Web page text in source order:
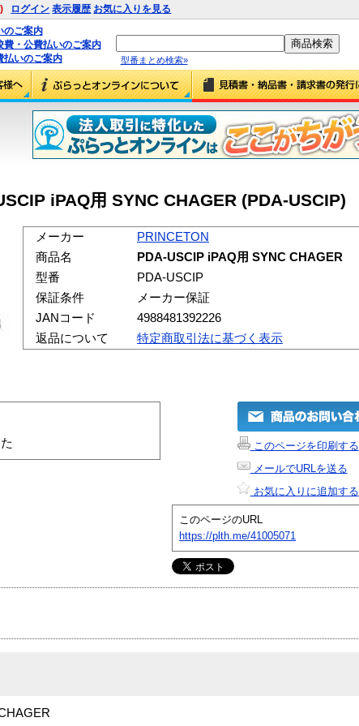
ログイン 表示履歴 お気に入りを見る
のご案内
費・公費払いのご案内
払いのご案内
型番まとめ検索»
iPAQ用 SYNC CHAGER (PDA-USCIP)
メーカー
PRINCETON
商品名
PDA-USCIP iPAQ用 SYNC CHAGER
型番
PDA-USCIP
保証条件
メーカー保証
JANコード
4988481392226
返品について
特定商取引法に基づく表示
このページを印刷する
メールでURLを送る
お気に入りに追加する
このページのURL
https://plth.me/41005071